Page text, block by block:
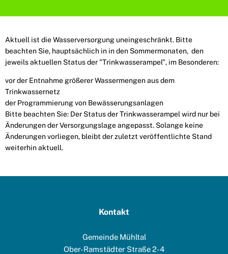
Aktuell ist die Wasserversorgung uneingeschränkt. Bitte
beachten Sie, hauptsächlich in in den Sommermonaten, den
jeweils aktuellen Status der "Trinkwasserampel", im Besonderen:
vor der Entnahme größerer Wassermengen aus dem
Trinkwassernetz
der Programmierung von Bewässerungsanlagen
Bitte beachten Sie: Der Status der Trinkwasserampel wird nur bei
Änderungen der Versorgungslage angepasst. Solange keine
Änderungen vorliegen, bleibt der zuletzt veröffentlichte Stand
weiterhin aktuell.
Kontakt
Gemeinde Mühltal
Ober-Ramstädter Straße 2-4